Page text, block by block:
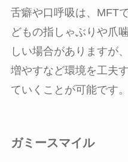
舌癖や口呼吸は、MFT
どもの指しゃぶりや爪
しい場合がありますが
増やすなど環境を工夫
ていくことが可能です。
ガミースマイル